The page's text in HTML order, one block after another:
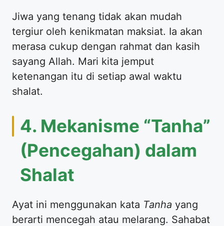
Jiwa yang tenang tidak akan mudah
tergiur oleh kenikmatan maksiat. Ia akan
merasa cukup dengan rahmat dan kasih
sayang Allah. Mari kita jemput
ketenangan itu di setiap awal waktu
shalat.
4. Mekanisme “Tanha”
(Pencegahan) dalam
Shalat
Ayat ini menggunakan kata Tanha yang
berarti mencegah atau melarang. Sahabat